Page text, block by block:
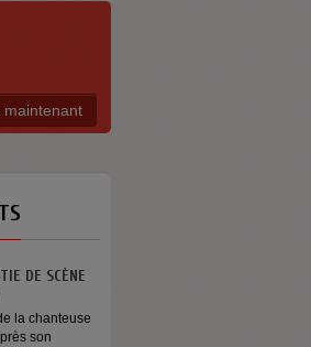
maintenant
DE SCÈNE
la chanteuse
son